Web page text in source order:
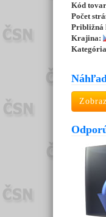
Kód
Počet
Približná
Krajina: